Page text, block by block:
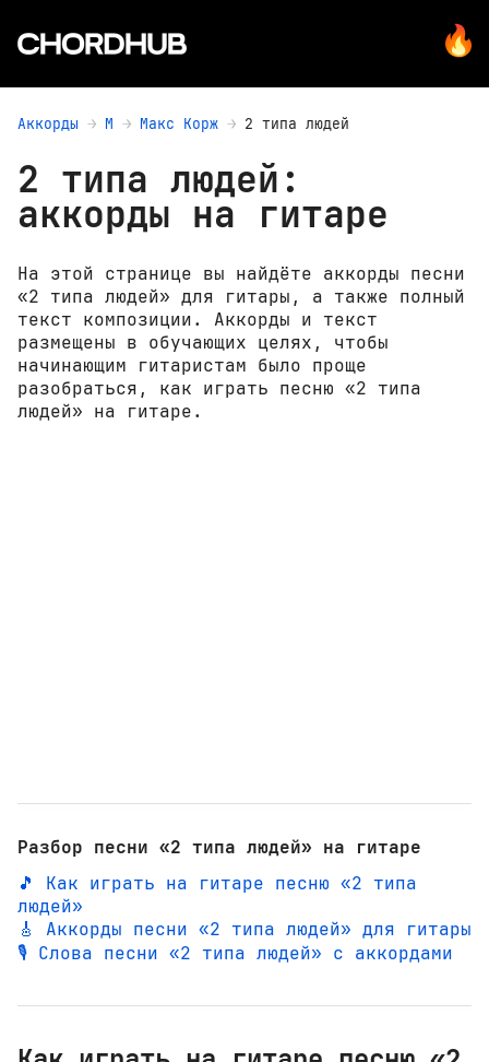
Аккорды М Макс Корж 2 типа людей
2 типа людей:
аккорды на гитаре
На этой странице вы найдёте аккорды песни
«2 типа людей» для гитары, а также полный
текст композиции. Аккорды и текст
размещены в обучающих целях, чтобы
начинающим гитаристам было проще
разобраться, как играть песню «2 типа
людей» на гитаре.
Разбор песни «2 типа людей» на гитаре
🎵 Как играть на гитаре песню «2 типа
людей»
🎸 Аккорды песни «2 типа людей» для гитары
🎙️ Слова песни «2 типа людей» с аккордами